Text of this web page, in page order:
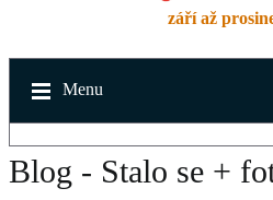
září až
Menu
Blog - Stalo se +